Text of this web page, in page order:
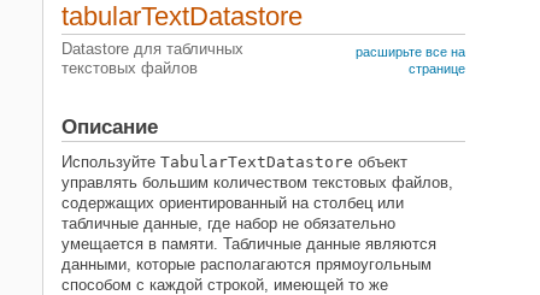
переключатель
навигационного
MATLAB
Импорт и анализ данных
Стандартные форматы файлов
MATLAB
Импорт и анализ данных
Большие файлы и Большие данные
Datastore
tabularTextDatastore
Datastore для табличных
текстовых файлов
расширьте все на
странице
Описание
Используйте TabularTextDatastore объект
управлять большим количеством текстовых файлов,
содержащих ориентированный на столбец или
табличные данные, где набор не обязательно
умещается в памяти. Табличные данные являются
данными, которые располагаются прямоугольным
способом с каждой строкой, имеющей то же